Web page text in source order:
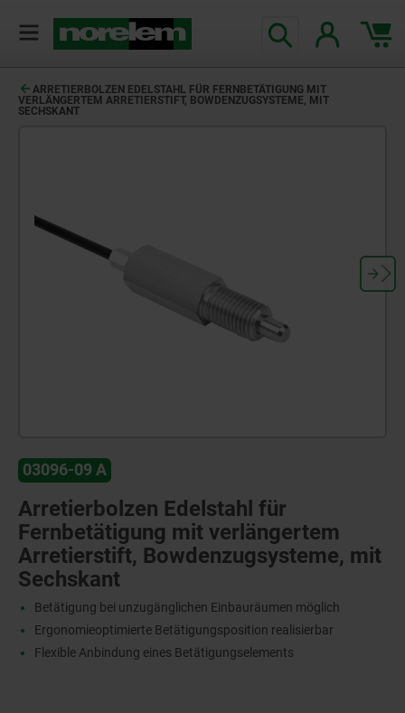
ARRETIERBOLZEN EDELSTAHL FÜR FERNBETÄTIGUNG MIT
VERLÄNGERTEM ARRETIERSTIFT, BOWDENZUGSYSTEME, MIT
SECHSKANT
03096-09 A
Arretierbolzen Edelstahl für
Fernbetätigung mit verlängertem
Arretierstift, Bowdenzugsysteme, mit
Sechskant
Betätigung bei unzugänglichen Einbauräumen möglich
Ergonomieoptimierte Betätigungsposition realisierbar
Flexible Anbindung eines Betätigungselements